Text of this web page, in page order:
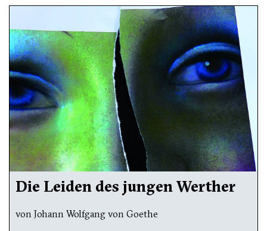
Die Leiden des jungen Werther
von Johann Wolfgang von Goethe